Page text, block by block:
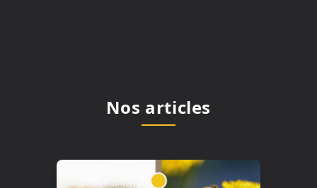
Nos articles